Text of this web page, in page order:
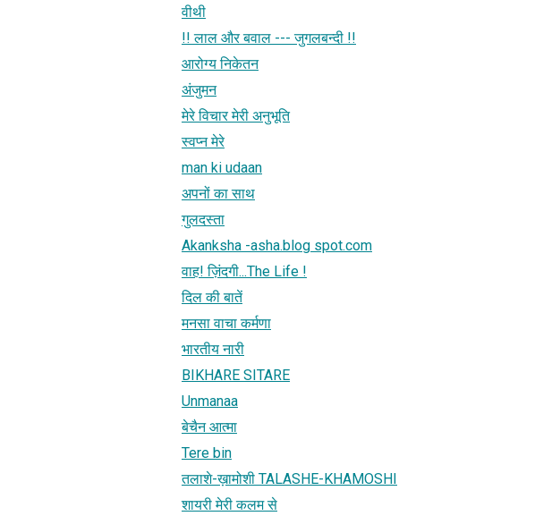
वीथी
!! लाल और बवाल --- जुगलबन्दी !!
आरोग्य निकेतन
अंजुमन
मेरे विचार मेरी अनुभूति
स्वप्न मेरे
man ki udaan
अपनों का साथ
गुलदस्ता
Akanksha -asha.blog spot.com
वाह! ज़िंदगी...The Life !
दिल की बातें
मनसा वाचा कर्मणा
भारतीय नारी
BIKHARE SITARE
Unmanaa
बेचैन आत्मा
Tere bin
तलाशे-ख़ामोशी TALASHE-KHAMOSHI
शायरी मेरी कलम से